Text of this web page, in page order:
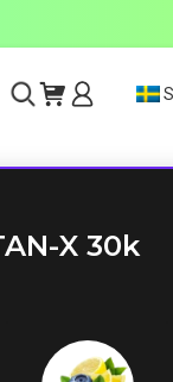
X 30k